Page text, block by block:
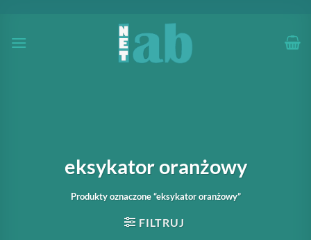
zawartości
eksykator oranżowy
Produkty oznaczone “eksykator oranżowy”
FILTRUJ